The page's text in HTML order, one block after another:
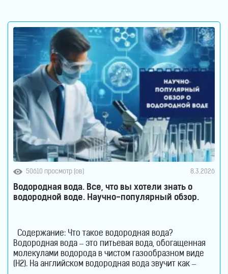
важнейших систем организма. Именно здесь
50610 просмотр (ов) 8.3.2026
Водородная вода. Все, что вы хотели знать о
водородной воде. Научно-популярный обзор.
Содержание: Что такое водородная вода?
Водородная вода – это питьевая вода, обогащенная
молекулами водорода в чистом газообразном виде
(H2). На английском водородная вода звучит как –